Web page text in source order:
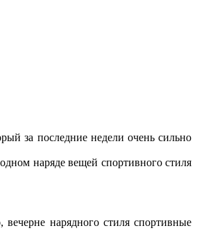
за последние недели очень сильно
наряде вещей спортивного стиля
нарядного стиля спортивные